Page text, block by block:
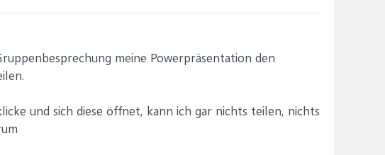
meine Powerpräsentation den
und sich diese öffnet, kann ich gar nichts teilen, nichts